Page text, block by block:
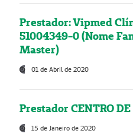
Prestador: Vipmed
51004349-0 (Nome
Master)
01 de Abril de 2020
Prestador CENTRO
15 de Janeiro de 2020